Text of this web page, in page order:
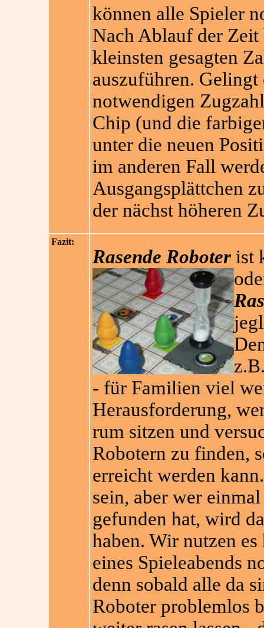
können alle Spieler
Nach Ablauf der
kleinsten gesagten
auszuführen.
notwendigen
Chip (und die
unter die neuen
im anderen Fall
Ausgangsplättchen
der nächst höheren
Fazit:
Rasende Roboterist
- für Familien viel
Herausforderung,
rum sitzen und
Robotern zu finden,
erreicht werden
sein, aber wer
gefunden hat, wird
haben. Wir nutzen
eines Spieleabends
denn sobald alle da
Roboter problemlos